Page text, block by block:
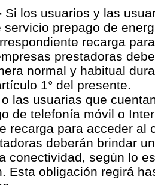
Si los usuarios y las
servicio prepago de
recarga
prestadoras
normal y habitual
1° del presente.
las usuarias que
de telefonía móvil o
recarga para acceder al
deberán brindar
conectividad, según lo
Esta obligación regirá